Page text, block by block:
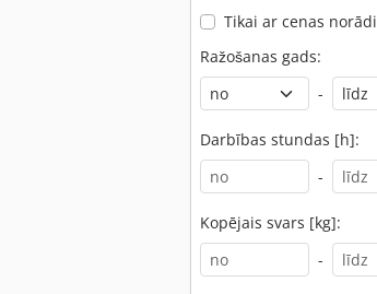
Tikai ar cenas norādi
Ražošanas gads:
-
Darbības stundas [h]:
-
Kopējais svars [kg]:
-